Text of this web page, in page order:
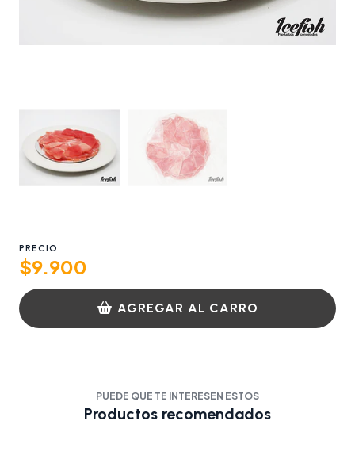
PRECIO
$9.900
AGREGAR AL CARRO
PUEDE QUE TE INTERESEN ESTOS
Productos recomendados